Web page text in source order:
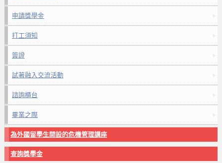
申請獎學金
打工須知
簽證
試著融入交流活動
諮詢櫃台
畢業之際
為外國留學生開設的危機管理講座
查詢獎學金